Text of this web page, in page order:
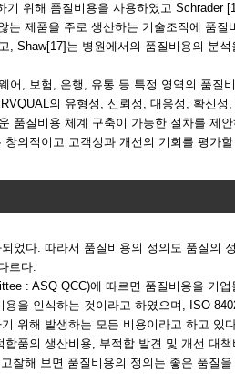
위해 품질비용을 사용하였고 Schrader
제품을 주로 생산하는 기술조직에 품질
, Shaw[17]는 병원에서의 품질비용의 분
어, 보험, 은행, 유통 등 특정 영역의 품질
의 유형성, 신뢰성, 대응성, 확신성
품질비용 체계 구축이 가능한 절차를 제
의적이고 고객성과 개선의 기회를 평가
었다. 따라서 품질비용의 정의도 품질의
르다.
: ASQ QCC)에 따르면 품질비용을 기
을 인식하는 것이라고 하였으며, ISO
위해 발생하는 모든 비용이라고 하고 있
품의 생산비용, 부적합 발견 및 개선 대
찰해 보면 품질비용의 정의는 좋은 품질